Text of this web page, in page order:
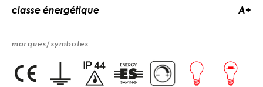
classe énergétique A+
marques/symboles